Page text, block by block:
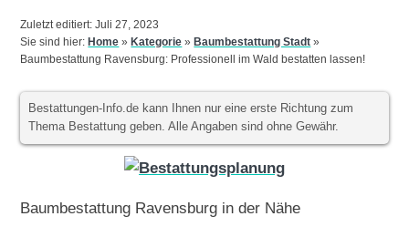
Zuletzt editiert: Juli 27, 2023
Sie sind hier:Home »Kategorie »Baumbestattung Stadt »
Baumbestattung Ravensburg: Professionell im Wald bestatten lassen!
Bestattungen-Info.de kann Ihnen nur eine erste Richtung zum
Thema Bestattung geben. Alle Angaben sind ohne Gewähr.
Baumbestattung Ravensburg in der Nähe